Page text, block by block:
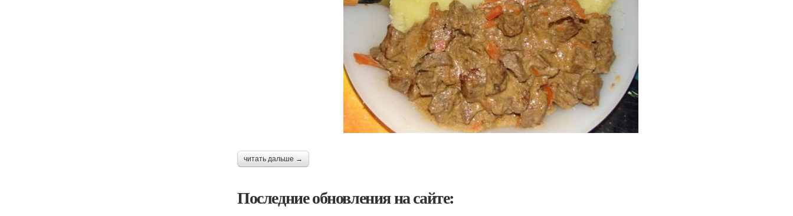
читать дальше →
Последние обновления на сайте: